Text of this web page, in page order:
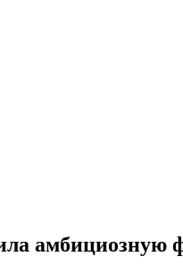
амбициозную